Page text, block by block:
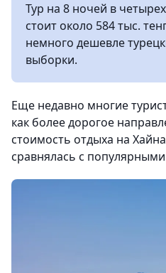
Тур на 8 ночей в
стоит около 584 тыс.
немного дешевле
выборки.
Еще недавно многие
как более дорогое
стоимость отдыха на
сравнялась с